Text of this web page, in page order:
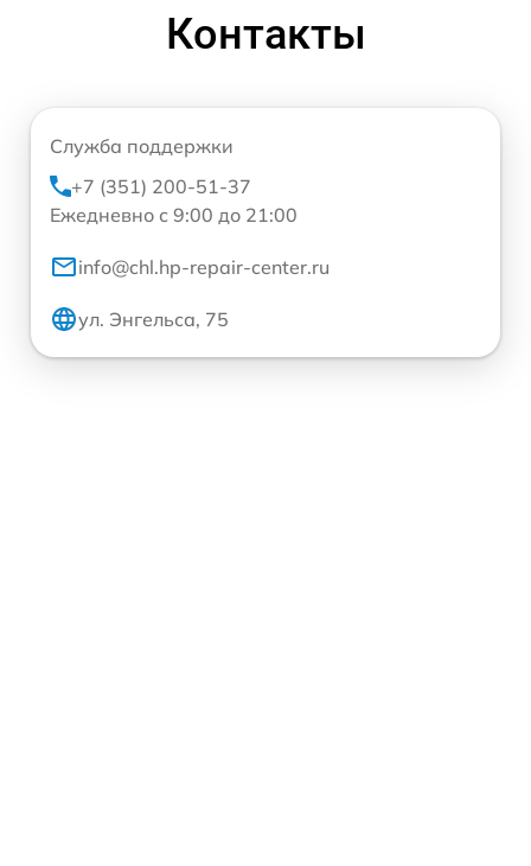
Контакты
Служба поддержки
+7 (351) 200-51-37
Ежедневно с 9:00 до 21:00
info@chl.hp-repair-center.ru
ул. Энгельса, 75